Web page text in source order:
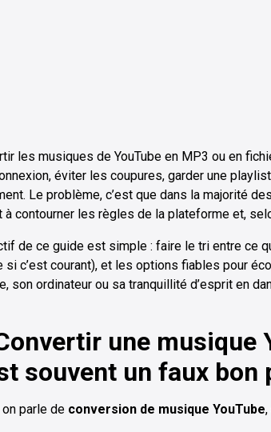
les musiques de YouTube en MP3 ou en
éviter les coupures, garder une
Le problème, c’est que dans la majorité
à contourner les règles de la plateforme et,
de ce guide est simple : faire le tri entre ce
si c’est courant), et les options fiables pour
son ordinateur ou sa tranquillité d’esprit en
une musique
souvent un faux bon
on parle de conversion de musique YouTube